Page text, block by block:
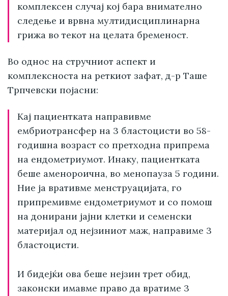
комплексен случај кој бара внимателно
следење и врвна мултидисциплинарна
грижа во текот на целата бременост.
Во однос на стручниот аспект и
комплексноста на реткиот зафат, д-р Таше
Трпчевски појасни:
Кај пациентката направивме
ембриотрансфер на 3 бластоцисти во 58-
годишна возраст со претходна припрема
на ендометриумот. Инаку, пациентката
беше аменороична, во менопауза 5 години.
Ние ја вративме менструацијата, го
припремивме ендометриумот и со помош
на донирани јајни клетки и семенски
материјал од нејзиниот маж, направиме 3
бластоцисти.
И бидејќи ова беше нејзин трет обид,
законски имавме право да вратиме 3